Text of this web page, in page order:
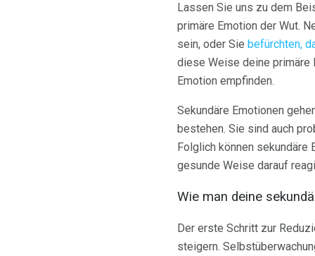
Lassen Sie uns zu dem
primäre Emotion der Wut.
sein, oder Sie befürchten,
diese Weise deine primäre
Emotion empfinden.
Sekundäre Emotionen
bestehen. Sie sind auch
Folglich können sekundäre
gesunde Weise darauf
Wie man deine
Der erste Schritt zur
steigern.